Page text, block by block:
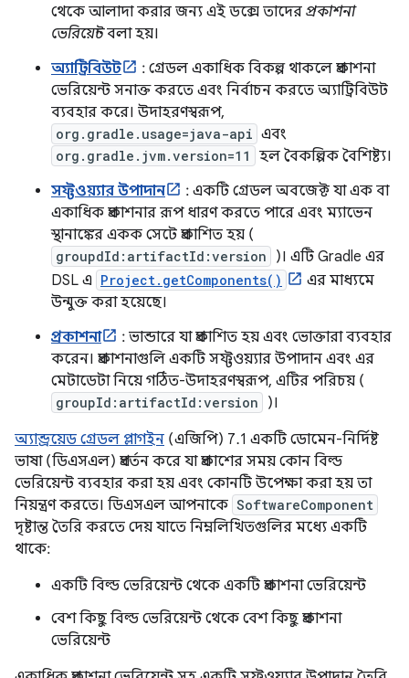
থেকে আলাদা করার জন্য এই ডক্সে তাদের প্রকাশনা
ভেরিয়েন্টবলা হয়।
অ্যাট্রিবিউট
: গ্রেডল একাধিক বিকল্প থাকলে প্রকাশনা
ভেরিয়েন্ট সনাক্ত করতে এবং নির্বাচন করতে অ্যাট্রিবিউট
ব্যবহার করে। উদাহরণস্বরূপ,
org.gradle.usage=java-api এবং
org.gradle.jvm.version=11
হল বৈকল্পিক বৈশিষ্ট্য।
সফ্টওয়্যার উপাদান
: একটি গ্রেডল অবজেক্ট যা এক বা
একাধিক প্রকাশনার রূপ ধারণ করতে পারে এবং ম্যাভেন
স্থানাঙ্কের একক সেটে প্রকাশিত হয় (
groupdId:artifactId:version
)। এটি Gradle এর
DSL এ Project.getComponents()
এর মাধ্যমে
উন্মুক্ত করা হয়েছে।
প্রকাশনা
: ভান্ডারে যা প্রকাশিত হয় এবং ভোক্তারা ব্যবহার
করেন। প্রকাশনাগুলি একটি সফ্টওয়্যার উপাদান এবং এর
মেটাডেটা নিয়ে গঠিত-উদাহরণস্বরূপ, এটির পরিচয় (
groupId:artifactId:version
)।
অ্যান্ড্রয়েড গ্রেডল প্লাগইন (এজিপি) 7.1 একটি ডোমেন-নির্দিষ্ট
ভাষা (ডিএসএল) প্রবর্তন করে যা প্রকাশের সময় কোন বিল্ড
ভেরিয়েন্ট ব্যবহার করা হয় এবং কোনটি উপেক্ষা করা হয় তা
নিয়ন্ত্রণ করতে। ডিএসএল আপনাকে SoftwareComponent
দৃষ্টান্ত তৈরি করতে দেয় যাতে নিম্নলিখিতগুলির মধ্যে একটি
থাকে:
একটি বিল্ড ভেরিয়েন্ট থেকে একটি প্রকাশনা ভেরিয়েন্ট
বেশ কিছু বিল্ড ভেরিয়েন্ট থেকে বেশ কিছু প্রকাশনা
ভেরিয়েন্ট